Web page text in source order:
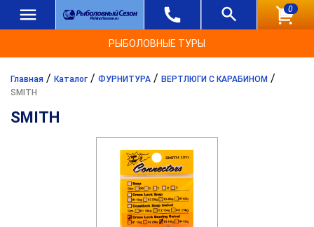
0
РЫБОЛОВНЫЕ ТУРЫ
Главная / Каталог / ФУРНИТУРА / ВЕРТЛЮГИ С КАРАБИНОМ /
SMITH
SMITH